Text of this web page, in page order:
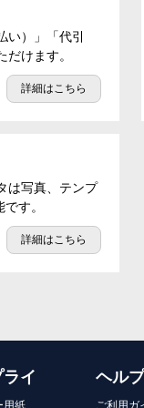
い）」「代引
けます。
詳細はこちら
は写真、テンプ
す。
詳細はこちら
イ
用紙
ヘルプ
ご利用ガ